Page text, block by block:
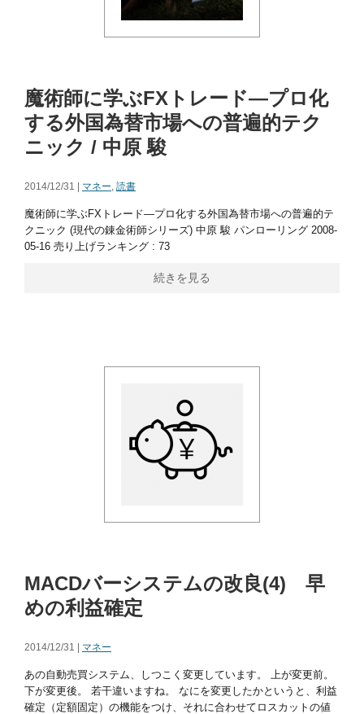
魔術師に学ぶFXトレード―プロ化
する外国為替市場への普遍的テク
ニック / 中原 駿
2014/12/31 | マネー, 読書
魔術師に学ぶFXトレード―プロ化する外国為替市場への普遍的テ
クニック (現代の錬金術師シリーズ) 中原 駿 パンローリング 2008-
05-16 売り上げランキング : 73
続きを見る
MACDバーシステムの改良(4) 早
めの利益確定
2014/12/31 | マネー
あの自動売買システム、しつこく変更しています。 上が変更前。
下が変更後。 若干違いますね。 なにを変更したかというと、利益
確定（定額固定）の機能をつけ、それに合わせてロスカットの値